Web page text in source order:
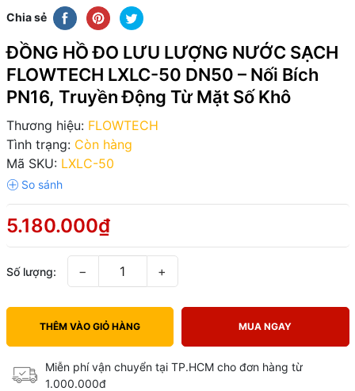
Chia sẻ
ĐỒNG HỒ ĐO LƯU LƯỢNG NƯỚC SẠCH
FLOWTECH LXLC-50 DN50 – Nối Bích
PN16, Truyền Động Từ Mặt Số Khô
Thương hiệu: FLOWTECH
Tình trạng: Còn hàng
Mã SKU: LXLC-50
5.180.000₫
Số lượng: − +
THÊM VÀO GIỎ HÀNG MUA NGAY
Miễn phí vận chuyển tại TP.HCM cho đơn hàng từ
1.000.000đ